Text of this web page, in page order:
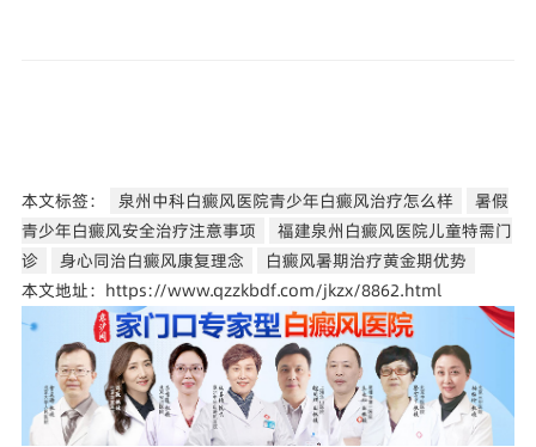
本文标签： 泉州中科白癜风医院青少年白癜风治疗怎么样
暑假
青少年白癜风安全治疗注意事项
福建泉州白癜风医院儿童特需门
诊
身心同治白癜风康复理念
白癜风暑期治疗黄金期优势
本文地址：https://www.qzzkbdf.com/jkzx/8862.html